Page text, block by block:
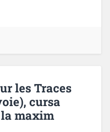
les Traces
cursa
maxim